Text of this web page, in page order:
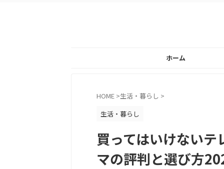
ホーム
HOME >生活・暮らし >
生活・暮らし
買ってはいけない
マの評判と選び方